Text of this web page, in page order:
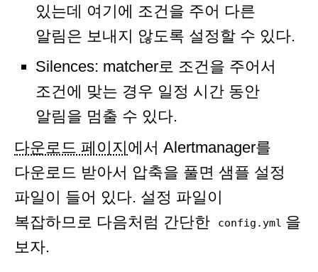
있는데 여기에 조건을 주어 다른
알림은 보내지 않도록 설정할 수 있다.
Silences: matcher로 조건을 주어서
조건에 맞는 경우 일정 시간 동안
알림을 멈출 수 있다.
다운로드 페이지에서 Alertmanager를
다운로드 받아서 압축을 풀면 샘플 설정
파일이 들어 있다. 설정 파일이
복잡하므로 다음처럼 간단한
config.yml 을
보자.